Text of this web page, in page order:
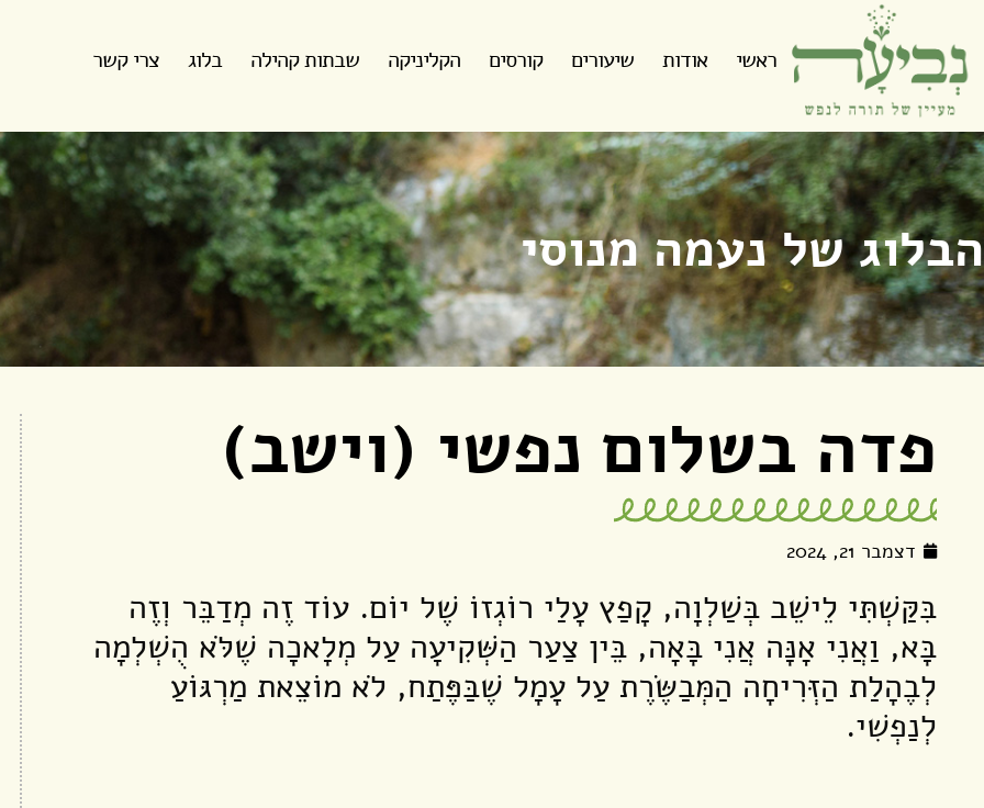
ראשי אודות שיעורים קורסים הקליניקה שבתות קהילה בלוג צרי קשר
הבלוג של נעמה מנוסי
פדה בשלום נפשי (וישב)
דצמבר 21, 2024
בִּקַּשְׁתִּי לֵישֵׁב בְּשַׁלְוָה, קָפַץ עָלַי רוֹגְזוֹ שֶׁל יוֹם. עוֹד זֶה מְדַבֵּר וְזֶה
בָּא, וַאֲנִי אָנָּה אֲנִי בָּאָה, בֵּין צַעַר הַשְּׁקִיעָה עַל מְלָאכָה שֶׁלֹּא הֻשְׁלְמָה
לְבֶהָלַת הַזְּרִיחָה הַמְּבַשֶּׂרֶת עַל עָמָל שֶׁבַּפֶּתַח, לֹא מוֹצֵאת מַרְגּוֹעַ
לְנַפְשִׁי.